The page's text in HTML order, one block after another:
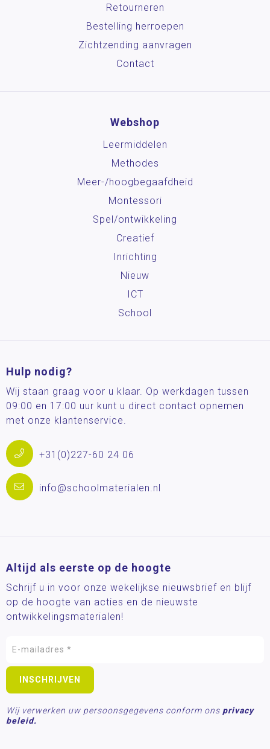
Retourneren
Bestelling herroepen
Zichtzending aanvragen
Contact
Webshop
Leermiddelen
Methodes
Meer-/hoog­begaafdheid
Montessori
Spel/ontwikkeling
Creatief
Inrichting
Nieuw
ICT
School
Hulp nodig?
Wij staan graag voor u klaar. Op werkdagen tussen
09:00 en 17:00 uur kunt u direct contact opnemen
met onze klantenservice.
+31(0)227-60 24 06
info@schoolmaterialen.nl
Altijd als eerste op de hoogte
Schrijf u in voor onze wekelijkse nieuwsbrief en blijf
op de hoogte van acties en de nieuwste
ontwikkelingsmaterialen!
Wij verwerken uw persoonsgegevens conform ons privacy
beleid.